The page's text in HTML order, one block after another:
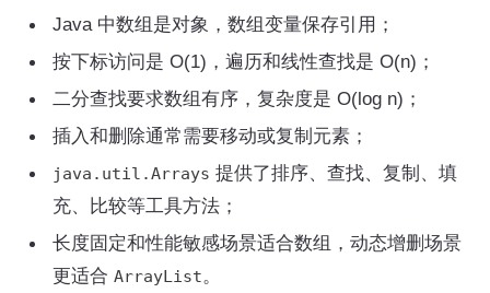
Java 中数组是对象，数组变量保存引用；
按下标访问是 O(1)，遍历和线性查找是 O(n)；
二分查找要求数组有序，复杂度是 O(log n)；
插入和删除通常需要移动或复制元素；
java.util.Arrays 提供了排序、查找、复制、填
充、比较等工具方法；
长度固定和性能敏感场景适合数组，动态增删场景
更适合 ArrayList。